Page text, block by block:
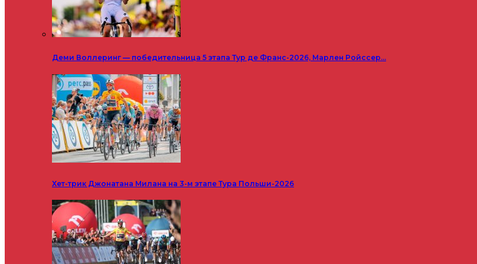
Деми Воллеринг — победительница 5 этапа Тур де Франс-2026, Марлен Ройссер…
Хет-трик Джонатана Милана на 3-м этапе Тура Польши-2026